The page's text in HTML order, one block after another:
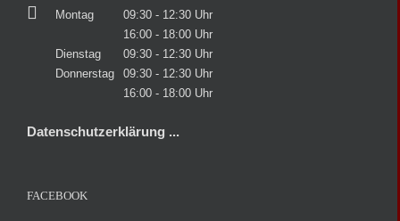
Montag
09:30 - 12:30 Uhr
16:00 - 18:00 Uhr
Dienstag
09:30 - 12:30 Uhr
Donnerstag
09:30 - 12:30 Uhr
16:00 - 18:00 Uhr
Datenschutzerklärung ...
FACEBOOK